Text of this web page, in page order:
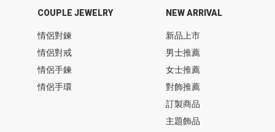
COUPLE JEWELRY
情侶對鍊
情侶對戒
情侶手鍊
情侶手環
NEW ARRIVAL
新品上市
男士推薦
女士推薦
對飾推薦
訂製商品
主題飾品